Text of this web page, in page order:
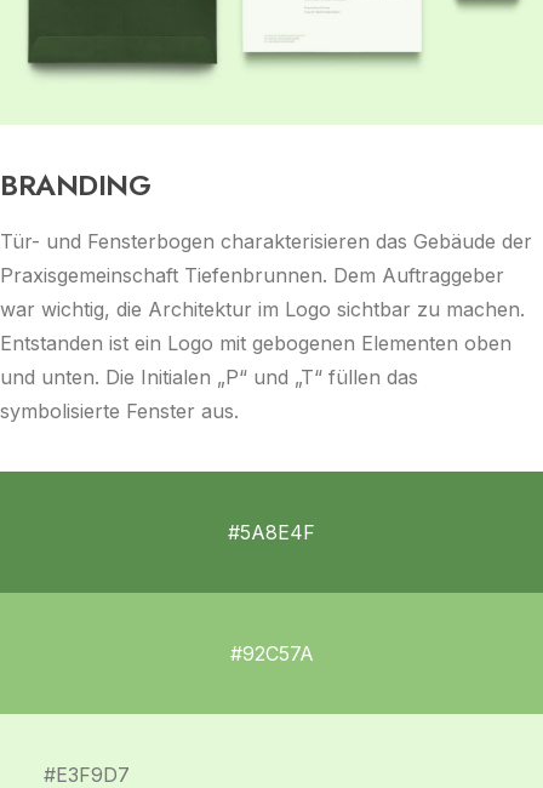
BRANDING
Tür- und Fensterbogen charakterisieren das Gebäude der
Praxisgemeinschaft Tiefenbrunnen. Dem Auftraggeber
war wichtig, die Architektur im Logo sichtbar zu machen.
Entstanden ist ein Logo mit gebogenen Elementen oben
und unten. Die Initialen „P“ und „T“ füllen das
symbolisierte Fenster aus.
#5A8E4F
#92C57A
#E3F9D7